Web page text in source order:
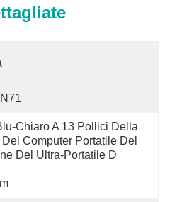
Chiaro A 13 Pollici Della
Del Computer Portatile Del
Del Ultra-Portatile D